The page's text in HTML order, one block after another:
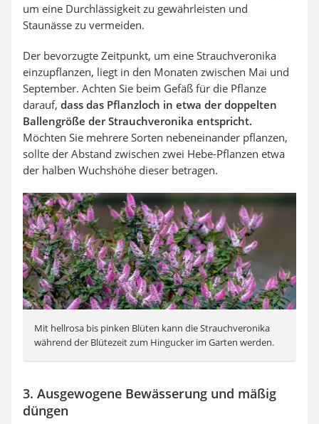
um eine Durchlässigkeit zu gewährleisten und
Staunässe zu vermeiden.
Der bevorzugte Zeitpunkt, um eine Strauchveronika
einzupflanzen, liegt in den Monaten zwischen Mai und
September. Achten Sie beim Gefäß für die Pflanze
darauf, dass das Pflanzloch in etwa der doppelten
Ballengröße der Strauchveronika entspricht.
Möchten Sie mehrere Sorten nebeneinander pflanzen,
sollte der Abstand zwischen zwei Hebe-Pflanzen etwa
der halben Wuchshöhe dieser betragen.
Mit hellrosa bis pinken Blüten kann die Strauchveronika
während der Blütezeit zum Hingucker im Garten werden.
3. Ausgewogene Bewässerung und mäßig
düngen